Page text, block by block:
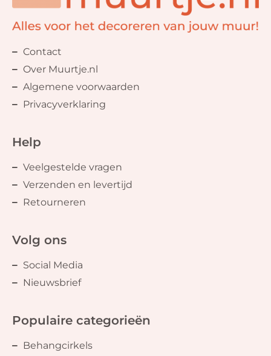
Contact
Over Muurtje.nl
Algemene voorwaarden
Privacyverklaring
Help
Veelgestelde vragen
Verzenden en levertijd
Retourneren
Volg ons
Social Media
Nieuwsbrief
Populaire categorieën
Behangcirkels